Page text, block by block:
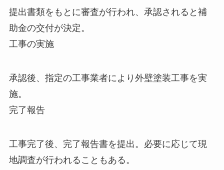
提出書類をもとに審査が行われ、承認されると補
助金の交付が決定。
工事の実施
承認後、指定の工事業者により外壁塗装工事を実
施。
完了報告
工事完了後、完了報告書を提出。必要に応じて現
地調査が行われることもある。